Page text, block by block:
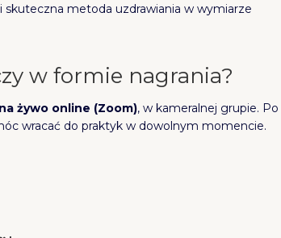
skuteczna metoda uzdrawiania w wymiarze
w formie nagrania?
na żywo online (Zoom), w kameralnej grupie. Po
wracać do praktyk w dowolnym momencie.